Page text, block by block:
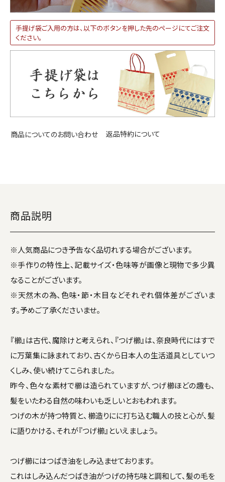
手提げ袋ご入用の方は、以下のボタンを押した先のページにてご注文
ください。
商品についてのお問い合わせ 返品特約について
商品説明
※人気商品につき予告なく品切れする場合がございます。
※手作りの特性上、記載サイズ・色味等が画像と現物で多少異
なることがございます。
※天然木の為、色味・節・木目などそれぞれ個体差がございま
す。予めご了承くださいませ。
『櫛』は古代、魔除けと考えられ、『つげ櫛』は、奈良時代にはすで
に万葉集に詠まれており、古くから日本人の生活道具としていつ
くしみ、使い続けてこられました。
昨今、色々な素材で櫛は造られていますが、つげ櫛ほどの趣も、
髪をいたわる自然の味わいも乏しいとおもわれます。
つげの木が持つ特質と、櫛造りにに打ち込む職人の技と心が、髪
に語りかける、それが『つげ櫛』といえましょう。
つげ櫛にはつばき油をしみ込ませております。
これはしみ込んだつばき油がつげの持ち味と調和して、髪の毛を